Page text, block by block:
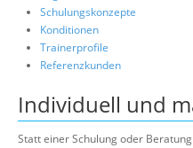
Schulungskonzepte
Konditionen
Trainerprofile
Referenzkunden
Individuell und
Statt einer Schulung oder